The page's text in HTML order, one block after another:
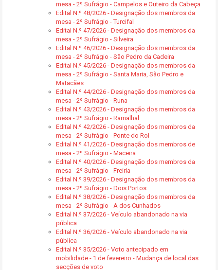
mesa - 2º Sufrágio - Campelos e Outeiro da Cabeça
Edital N.º 48/2026 - Designação dos membros da
mesa - 2º Sufrágio - Turcifal
Edital N.º 47/2026 - Designação dos membros da
mesa - 2º Sufrágio - Silveira
Edital N.º 46/2026 - Designação dos membros da
mesa - 2º Sufrágio - São Pedro da Cadeira
Edital N.º 45/2026 - Designação dos membros da
mesa - 2º Sufrágio - Santa Maria, São Pedro e
Matacães
Edital N.º 44/2026 - Designação dos membros da
mesa - 2º Sufrágio - Runa
Edital N.º 43/2026 - Designação dos membros da
mesa - 2º Sufrágio - Ramalhal
Edital N.º 42/2026 - Designação dos membros da
mesa - 2º Sufrágio - Ponte do Rol
Edital N.º 41/2026 - Designação dos membros de
mesa - 2º Sufrágio - Maceira
Edital N.º 40/2026 - Designação dos membros da
mesa - 2º Sufrágio - Freiria
Edital N.º 39/2026 - Designação dos membros da
mesa - 2º Sufrágio - Dois Portos
Edital N.º 38/2026 - Designação dos membros da
mesa - 2º Sufrágio - A dos Cunhados
Edital N.º 37/2026 - Veículo abandonado na via
pública
Edital N.º 36/2026 - Veículo abandonado na via
pública
Edital N.º 35/2026 - Voto antecipado em
mobilidade - 1 de fevereiro - Mudança de local das
secções de voto